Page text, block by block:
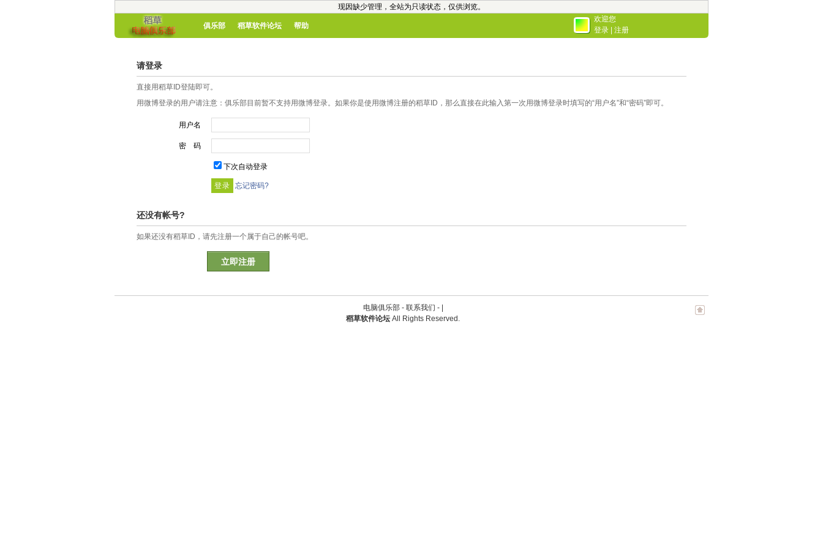
现因缺少管理，全站为只读状态，仅供浏览。
俱乐部 稻草软件论坛 帮助
欢迎您
登录
注册
请登录
直接用稻草ID登陆即可。
用微博登录的用户请注意：俱乐部目前暂不支持用微博登录。如果你是使用微博注册的稻草ID，那么直接在此输入第一次用微博登录时填写的“用户名”和“密码”即可。
用户名
密 码
下次自动登录
忘记密码?
还没有帐号?
如果还没有稻草ID，请先注册一个属于自己的帐号吧。
立即注册
电脑俱乐部 - 联系我们 -
稻草软件论坛 All Rights Reserved.